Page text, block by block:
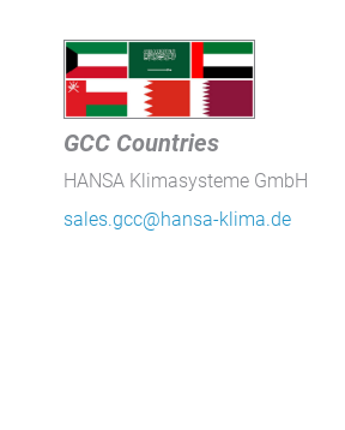
GCC Countries
HANSA Klimasysteme GmbH
sales.gcc@hansa-klima.de